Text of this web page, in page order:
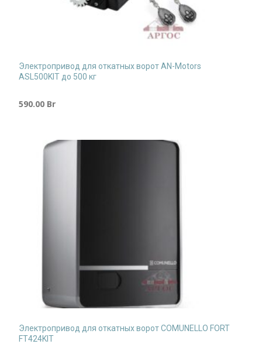
Электропривод для откатных ворот AN-Motors
ASL500KIT до 500 кг
590.00 Br
Электропривод для откатных ворот COMUNELLO FORT
FT424KIT